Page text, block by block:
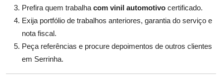
Prefira quem trabalha com vinil automotivo certificado.
Exija portfólio de trabalhos anteriores, garantia do serviço e
nota fiscal.
Peça referências e procure depoimentos de outros clientes
em Serrinha.